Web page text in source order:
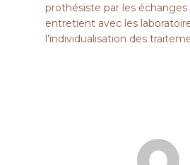
prothésiste par les échanges
entretient avec les
l’individualisation des